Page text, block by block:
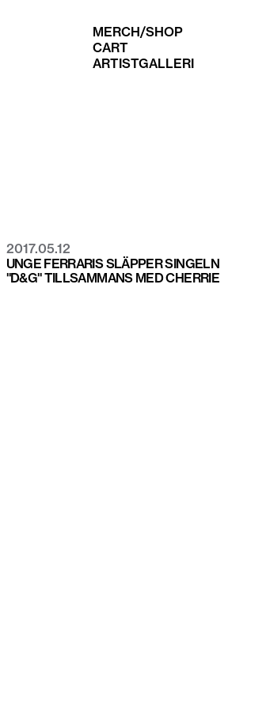
MERCH/SHOP
CART
ARTISTGALLERI
2017.05.12
UNGE FERRARIS SLÄPPER SINGELN
"D&G" TILLSAMMANS MED CHERRIE